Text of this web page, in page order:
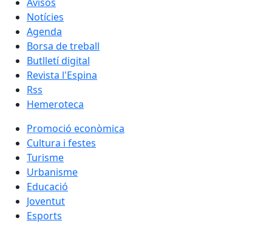
Notícies
Agenda
Borsa de treball
Butlletí digital
Revista l'Espina
Rss
Hemeroteca
Promoció econòmica
Cultura i festes
Turisme
Urbanisme
Educació
Joventut
Esports